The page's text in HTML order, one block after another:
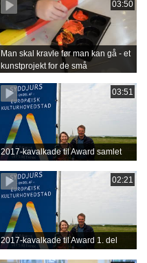
03:50
Man skal kravle før man kan gå - et
kunstprojekt for de små
03:51
2017-kavalkade til Award samlet
02:21
2017-kavalkade til Award 1. del